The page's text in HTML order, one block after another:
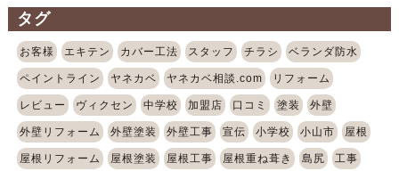
タグ
お客様 エキテン カバー工法 スタッフ チラシ ベランダ防水
ペイントライン ヤネカベ ヤネカベ相談.com リフォーム
レビュー ヴィクセン 中学校 加盟店 口コミ 塗装 外壁
外壁リフォーム 外壁塗装 外壁工事 宣伝 小学校 小山市 屋根
屋根リフォーム 屋根塗装 屋根工事 屋根重ね葺き 島尻 工事